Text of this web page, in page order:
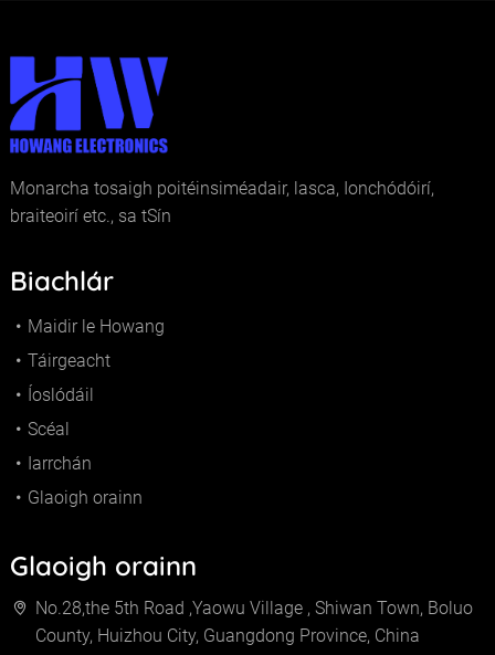
Monarcha tosaigh poitéinsiméadair, lasca, Ionchódóirí,
braiteoirí etc., sa tSín
Biachlár
Maidir le Howang
Táirgeacht
Íoslódáil
Scéal
Iarrchán
Glaoigh orainn
Glaoigh orainn
No.28,the 5th Road ,Yaowu Village , Shiwan Town, Boluo
County, Huizhou City, Guangdong Province, China